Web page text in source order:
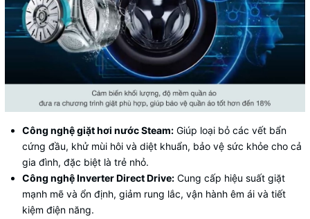
Công nghệ giặt hơi nước Steam: Giúp loại bỏ các vết bẩn
cứng đầu, khử mùi hôi và diệt khuẩn, bảo vệ sức khỏe cho cả
gia đình, đặc biệt là trẻ nhỏ.
Công nghệ Inverter Direct Drive: Cung cấp hiệu suất giặt
mạnh mẽ và ổn định, giảm rung lắc, vận hành êm ái và tiết
kiệm điện năng.